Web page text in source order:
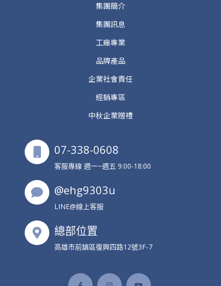
集團簡介
集團訊息
工廠專業
品牌產品
企業社會責任
經銷專區
中秋企業贈禮
07-338-0608
客服專線 週一~週五 9:00-18:00
@ehg9303u
LINE@線上客服
總部位置
高雄市前鎮區復興四路12號3F-7